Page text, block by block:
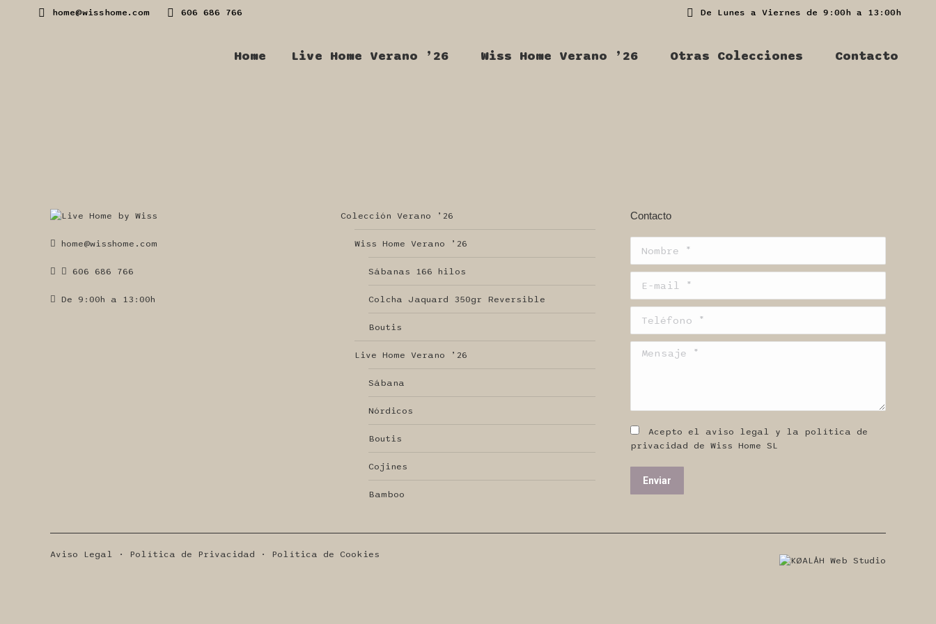
home@wisshome.com 606 686 766 De Lunes a Viernes de 9:00h a 13:00h
Home Live Home Verano ’26 Wiss Home Verano ’26 Otras Colecciones Contacto
home@wisshome.com
606 686 766
De 9:00h a 13:00h
Colección Verano ’26
Wiss Home Verano ’26
Sábanas 166 hilos
Colcha Jaquard 350gr Reversible
Boutis
Live Home Verano ’26
Sábana
Nórdicos
Boutis
Cojines
Bamboo
Contacto
Mensaje *
Acepto el aviso legal y la política de
privacidad de Wiss Home SL
Enviar
Aviso Legal · Política de Privacidad · Política de Cookies